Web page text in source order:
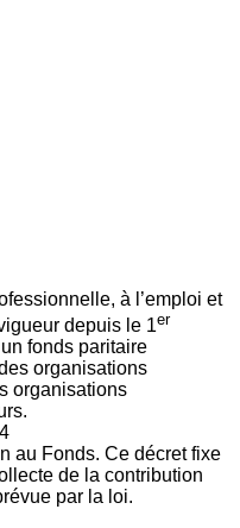
à l’emploi et
depuis le 1er
fonds paritaire
organisations
organisations
au Fonds. Ce décret fixe
de la contribution
par la loi.